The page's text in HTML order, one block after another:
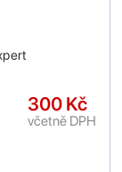
300 Kč
včetně DPH